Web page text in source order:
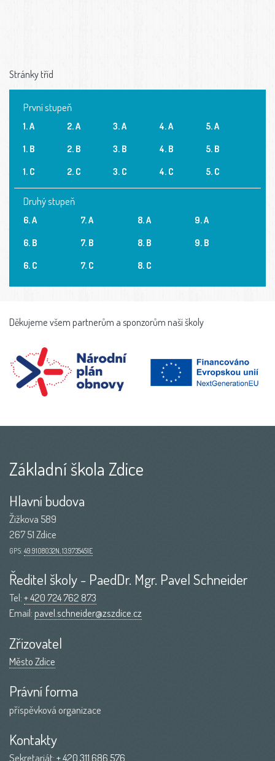
Stránky tříd
První stupeň
1. A
1. B
1. C
2. A
2. B
2. C
3. A
3. B
3. C
4. A
4. B
4. C
5. A
5. B
5. C
Druhý stupeň
6. A
6. B
6. C
7. A
7. B
7. C
8. A
8. B
8. C
9. A
9. B
Děkujeme všem partnerům a sponzorům naší školy
Základní škola Zdice
Hlavní budova
Žižkova 589
267 51 Zdice
GPS: 49.9108032N, 13.9735451E
Ředitel školy - PaedDr. Mgr. Pavel Schneider
Tel:+ 420 724 762 873
Email:pavel.schneider@zszdice.cz
Zřizovatel
Město Zdice
Právní forma
příspěvková organizace
Kontakty
Sekretariát:+ 420 311 686 576